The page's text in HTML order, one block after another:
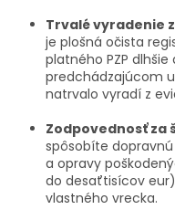
Trvalé vyradenie
je plošná očista
platného PZP
predchádzajúcom
natrvalo vyradí z
Zodpovednosť za
spôsobíte
a opravy
do desaťtisícov
vlastného vrecka.